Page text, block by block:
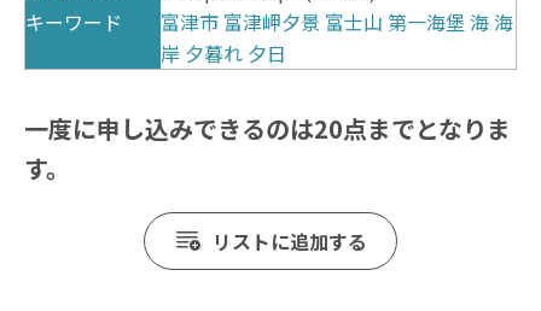
キーワード
富津市 富津岬夕景 富士山 第一海堡 海海
岸 夕暮れ 夕日
一度に申し込みできるのは20点までとなりま
す。
リストに追加する